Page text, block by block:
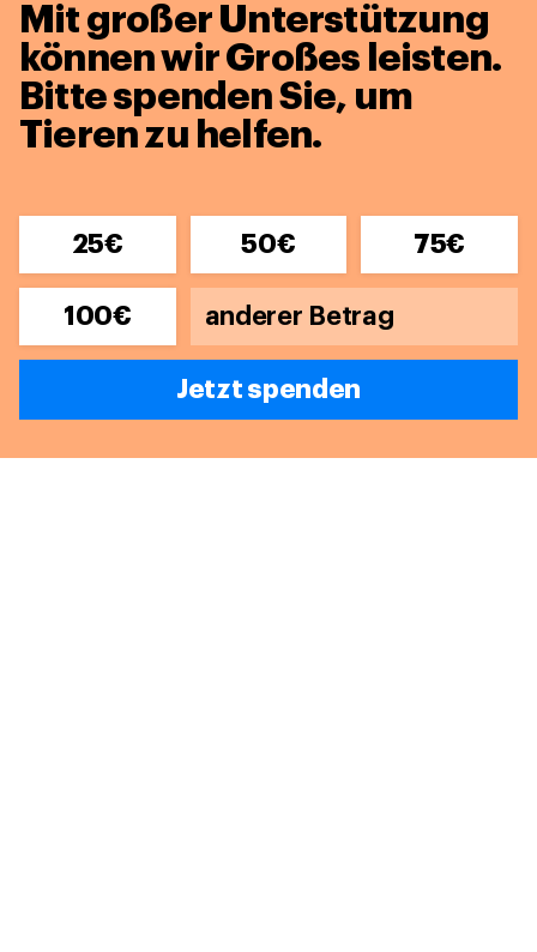
Mit großer Unterstützung
können wir Großes leisten.
Bitte spenden Sie, um
Tieren zu helfen.
25€ 50€ 75€
100€
Jetzt spenden